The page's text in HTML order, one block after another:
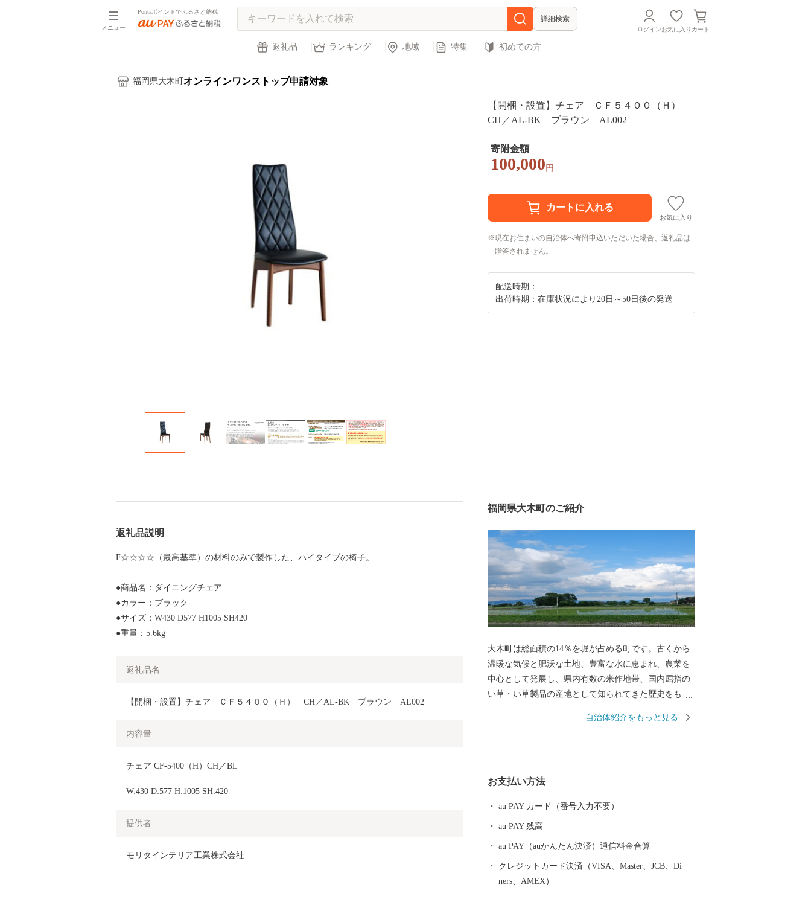
メニュー
Pontaポイントでふるさと納税
詳細検索
ログインお気に入り カート
返礼品 ランキング 地域 特集 初めての方
福岡県大木町 オンラインワンストップ申請対象
【開梱・設置】チェア ＣＦ５４００（Ｈ）
CH／AL-BK ブラウン AL002
寄附金額
100,000 円
お気に入り
現在お住まいの自治体へ寄附申込いただいた場合、返礼品は
贈答されません。
配送時期：
出荷時期：在庫状況により20日～50日後の発送
返礼品説明
F☆☆☆☆（最高基準）の材料のみで製作した、ハイタイプの椅子。
●商品名：ダイニングチェア
●カラー：ブラック
●サイズ：W430 D577 H1005 SH420
●重量：5.6kg
返礼品名
【開梱・設置】チェア　ＣＦ５４００（Ｈ）　CH／AL-BK　ブラウン　AL002
内容量
チェア CF-5400（H）CH／BL
W:430 D:577 H:1005 SH:420
提供者
モリタインテリア工業株式会社
福岡県大木町のご紹介
大木町は総面積の14％を堀が占める町です。古くから
温暖な気候と肥沃な土地、豊富な水に恵まれ、農業を
中心として発展し、県内有数の米作地帯、国内屈指の
い草・い草製品の産地として知られてきた歴史をもっ
す「食の景観」が広がっています。近年では、イチゴ
自治体紹介をもっと見る
お支払い方法
au PAY カード（番号入力不要）
au PAY 残高
au PAY（auかんたん決済）通信料金合算
クレジットカード決済（VISA、Master、JCB、Di
ners、AMEX）